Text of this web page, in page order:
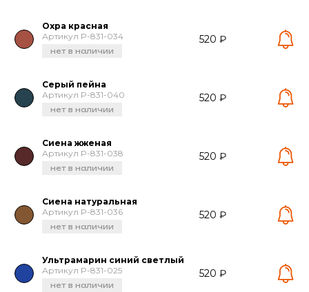
Охра красная
Артикул P-831-034
нет в наличии
520 ₽
Серый пейна
Артикул P-831-040
нет в наличии
520 ₽
Сиена жженая
Артикул P-831-038
нет в наличии
520 ₽
Сиена натуральная
Артикул P-831-036
нет в наличии
520 ₽
Ультрамарин синий светлый
Артикул P-831-025
нет в наличии
520 ₽